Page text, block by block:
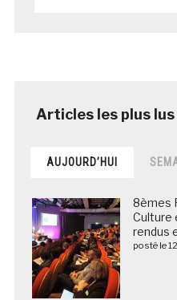
AUJOURD’HUI
8èmes
Culture
rendus
posté le